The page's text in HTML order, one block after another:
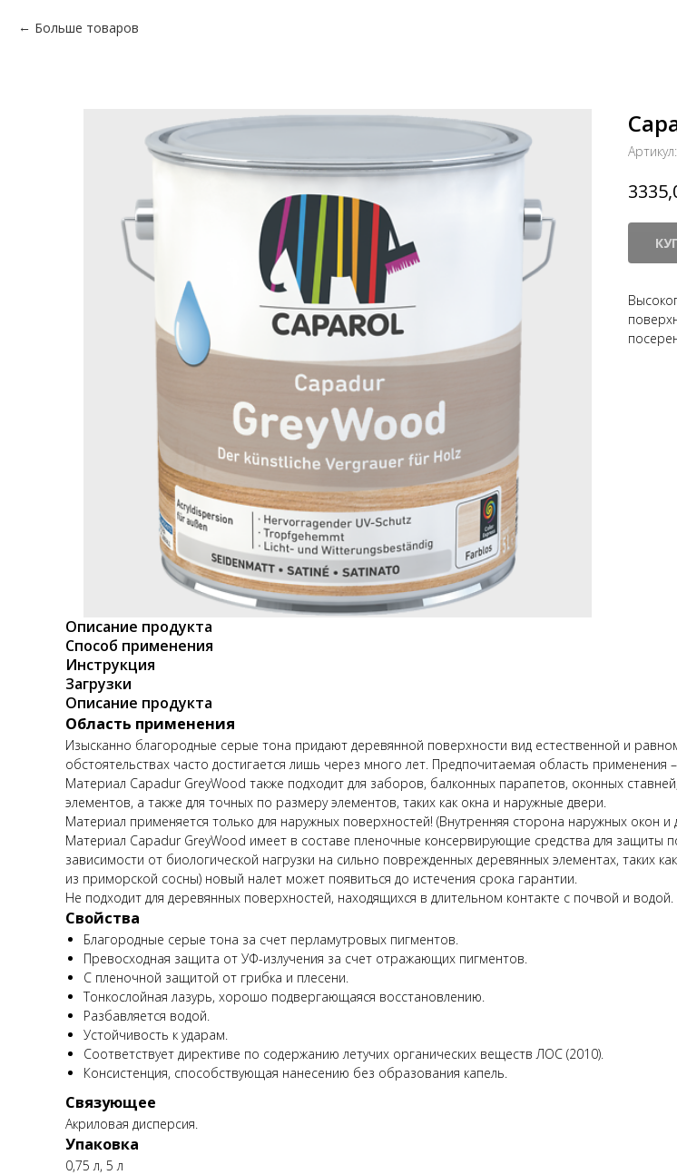
Больше товаров
Артикул:
Описание продукта
Способ применения
Инструкция
Загрузки
Описание продукта
Область применения
Изысканно благородные серые тона придают деревянной поверхности вид естественной и
обстоятельствах часто достигается лишь через много лет. Предпочитаемая область
Материал Capadur GreyWood также подходит для заборов, балконных парапетов, оконных
элементов, а также для точных по размеру элементов, таких как окна и наружные двери.
Материал применяется только для наружных поверхностей! (Внутренняя сторона наружных окон
Материал Capadur GreyWood имеет в составе пленочные консервирующие средства для защиты
зависимости от биологической нагрузки на сильно поврежденных деревянных элементах,
из приморской сосны) новый налет может появиться до истечения срока гарантии.
Не подходит для деревянных поверхностей, находящихся в длительном контакте с почвой и водой.
Свойства
Благородные серые тона за счет перламутровых пигментов.
Превосходная защита от УФ-излучения за счет отражающих пигментов.
С пленочной защитой от грибка и плесени.
Тонкослойная лазурь, хорошо подвергающаяся восстановлению.
Разбавляется водой.
Устойчивость к ударам.
Соответствует директиве по содержанию летучих органических веществ ЛОС (2010).
Консистенция, способствующая нанесению без образования капель.
Связующее
Акриловая дисперсия.
Упаковка
0,75 л, 5 л